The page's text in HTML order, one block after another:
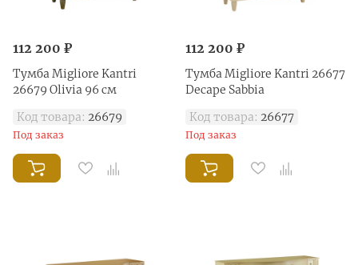
112 200 ₽
Тумба Migliore Kantri
26679 Olivia 96 см
Код товара: 26679
Под заказ
112 200 ₽
Тумба Migliore Kantri 26677
Decape Sabbia
Код товара: 26677
Под заказ